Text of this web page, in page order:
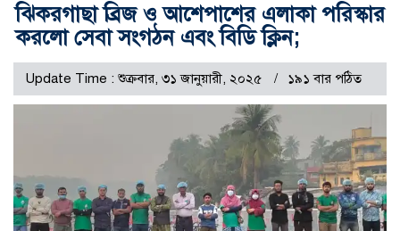
ঝিকরগাছা ব্রিজ ও আশেপাশের এলাকা পরিস্কার
করলো সেবা সংগঠন এবং বিডি ক্লিন;
Update Time : শুক্রবার, ৩১ জানুয়ারী, ২০২৫ ১৯১ বার পঠিত